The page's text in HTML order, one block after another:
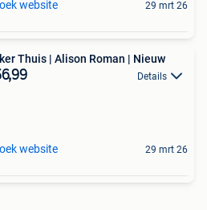
website 29 mrt 26
Thuis | Alison Roman | Nieuw
Details
website 29 mrt 26